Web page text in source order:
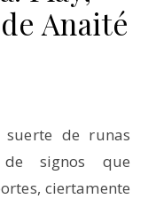
Anaité
de signos que
ciertamente